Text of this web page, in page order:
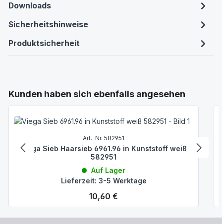
Downloads
Sicherheitshinweise
Produktsicherheit
Produktgalerie überspringen
Kunden haben sich ebenfalls angesehen
Art.-Nr. 582951
Viega Sieb Haarsieb 6961.96 in Kunststoff weiß
582951
Auf Lager
Lieferzeit: 3-5 Werktage
Regulärer Preis:
10,60 €